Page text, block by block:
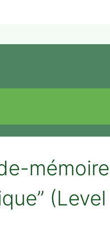
(Level